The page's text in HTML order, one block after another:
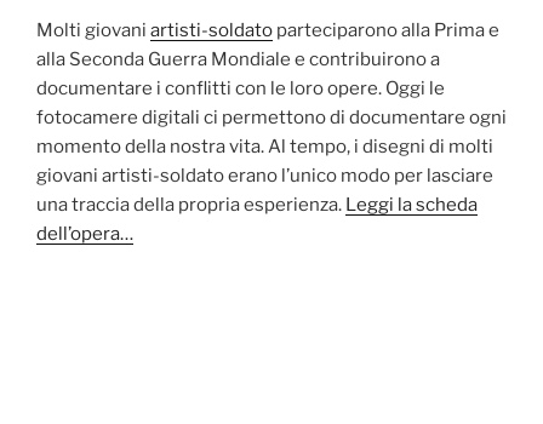
Molti giovani artisti-soldato parteciparono alla Prima e
alla Seconda Guerra Mondiale e contribuirono a
documentare i conflitti con le loro opere. Oggi le
fotocamere digitali ci permettono di documentare ogni
momento della nostra vita. Al tempo, i disegni di molti
giovani artisti-soldato erano l’unico modo per lasciare
una traccia della propria esperienza. Leggi la scheda
dell’opera…